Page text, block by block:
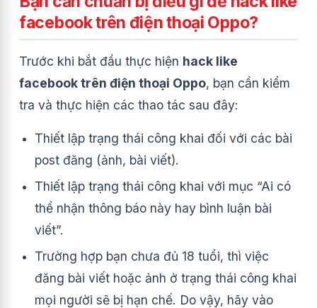
facebook trên điện thoại Oppo?
Trước khi bắt đầu thực hiện hack like
facebook trên điện thoại Oppo, bạn cần kiểm
tra và thực hiện các thao tác sau đây:
Thiết lập trạng thái công khai đối với các bài
post đăng (ảnh, bài viết).
Thiết lập trạng thái công khai với mục “Ai có
thể nhận thông báo này hay bình luận bài
viết”.
Trường hợp bạn chưa đủ 18 tuổi, thì việc
đăng bài viết hoặc ảnh ở trạng thái công khai
mọi người sẽ bị hạn chế. Do vậy, hãy vào